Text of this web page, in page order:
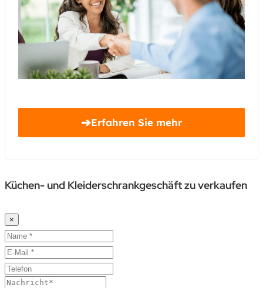
➔Erfahren Sie mehr
Küchen- und Kleiderschrankgeschäft zu verkaufen
×